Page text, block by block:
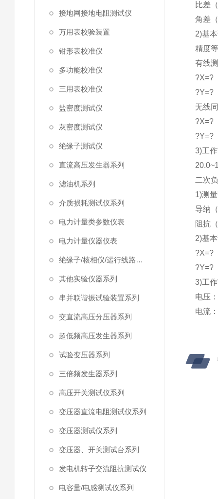
接地网接地电阻测试仪
万用表校验装置
钳形表校准仪
多功能校准仪
三用表校准仪
盐密度测试仪
灰密度测试仪
绝缘子测试仪
直流高压发生器系列
滤油机系列
介质损耗测试仪系列
电力计量类参数仪表
电力计量仪器仪表
绝缘子/核相仪/运行线路试验仪器
其他实验仪器系列
串并联谐振试验装置系列
交直流高压分压器系列
超低频高压发生器系列
试验变压器系列
三倍频发生器系列
高压开关测试仪系列
变压器直流电阻测试仪系列
变压器测试仪系列
变压器、开关测试台系列
发电机转子交流阻抗测试仪
电容量/电感测试仪系列
比差
角差
2)基
精度
有线
?X=?
?Y=?
无线
?X=?
?Y=?
3)工
二次
1)测
导纳
阻抗
2)基
?X=?
?Y=?
3)工
电压
电流